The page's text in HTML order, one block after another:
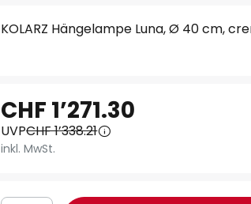
KOLARZ Hängelampe Luna, Ø 40 cm,
CHF 1’271.30
UVPCHF 1’338.21
inkl. MwSt.